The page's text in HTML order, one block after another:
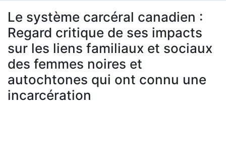
À propos
Le système carcéral canadien :
Regard critique de ses impacts
sur les liens familiaux et sociaux
des femmes noires et
autochtones qui ont connu une
incarcération